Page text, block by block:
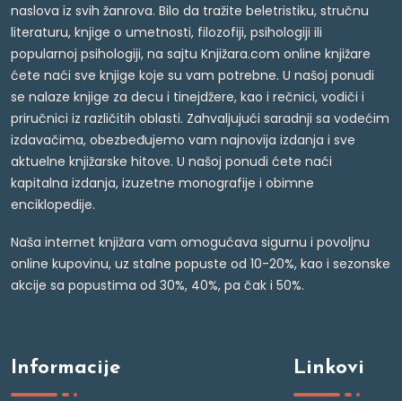
naslova iz svih žanrova. Bilo da tražite beletristiku, stručnu
literaturu, knjige o umetnosti, filozofiji, psihologiji ili
popularnoj psihologiji, na sajtu Knjižara.com online knjižare
ćete naći sve knjige koje su vam potrebne. U našoj ponudi
se nalaze knjige za decu i tinejdžere, kao i rečnici, vodiči i
priručnici iz različitih oblasti. Zahvaljujući saradnji sa vodećim
izdavačima, obezbeđujemo vam najnovija izdanja i sve
aktuelne knjižarske hitove. U našoj ponudi ćete naći
kapitalna izdanja, izuzetne monografije i obimne
enciklopedije.
Naša internet knjižara vam omogućava sigurnu i povoljnu
online kupovinu, uz stalne popuste od 10-20%, kao i sezonske
akcije sa popustima od 30%, 40%, pa čak i 50%.
Informacije Linkovi